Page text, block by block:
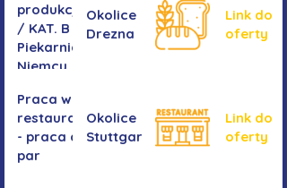
produkcji
/ KAT. B -
Piekarnia
Niemcy
Okolice
Drezna
Link do
oferty
Praca w
restauracji
- praca dla
par
Okolice
Stuttgartu
Link do
oferty